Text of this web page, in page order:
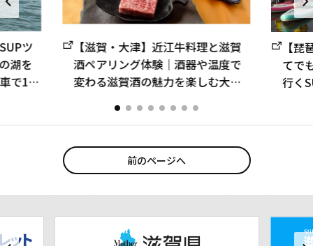
ツ
湖を
で15
【滋賀・大津】近江牛料理と滋賀
酒ペアリング体験｜酒器や温度で
変わる滋賀酒の魅力を楽しむ大人
【
てで
行く
前のページへ